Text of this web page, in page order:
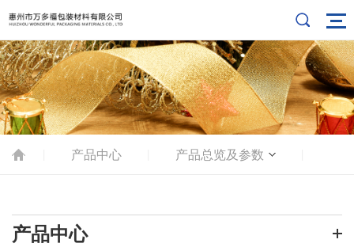
产品中心 产品总览及参数
产品中心